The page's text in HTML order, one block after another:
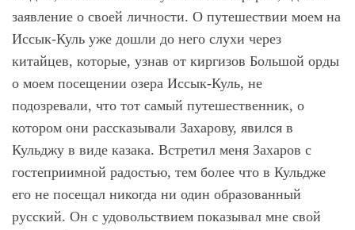
заявление о своей личности. О путешествии моем на
Иссык-Куль уже дошли до него слухи через
китайцев, которые, узнав от киргизов Большой орды
о моем посещении озера Иссык-Куль, не
подозревали, что тот самый путешественник, о
котором они рассказывали Захарову, явился в
Кульджу в виде казака. Встретил меня Захаров с
гостеприимной радостью, тем более что в Кульдже
его не посещал никогда ни один образованный
русский. Он с удовольствием показывал мне свой